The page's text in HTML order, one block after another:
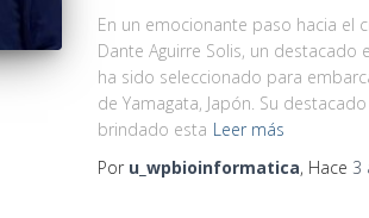
En un emocionante paso hacia el
Dante Aguirre Solis, un destacado
ha sido seleccionado para
de Yamagata, Japón. Su
brindado esta Leer más
Por u_wpbioinformatica, Hace 3